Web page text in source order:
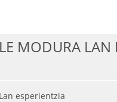
MODURA LAN
Lan esperientzia